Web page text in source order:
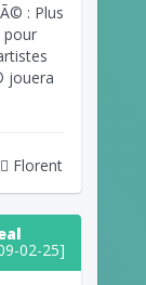
: Plus
pour
jouera
Florent
02-25]